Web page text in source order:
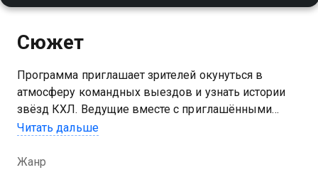
Сюжет
Программа приглашает зрителей окунуться в
атмосферу командных выездов и узнать истории
звёзд КХЛ. Ведущие вместе с приглашёнными
гостями обсудят хоккей, поделятся личными
Читать дальше
Жанр